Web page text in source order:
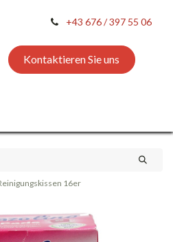
+43 676 / 397 55 06
Kontaktieren Sie uns
16er